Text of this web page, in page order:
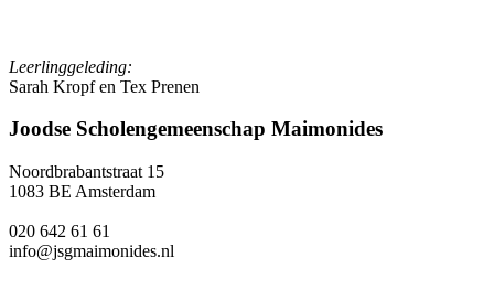
Leerlinggeleding:
Sarah Kropf en Tex Prenen
Joodse Scholengemeenschap Maimonides
Noordbrabantstraat 15
1083 BE Amsterdam
020 642 61 61
info@jsgmaimonides.nl